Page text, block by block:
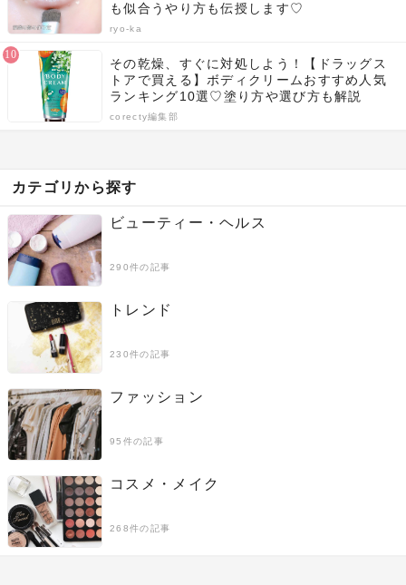
も似合うやり方も伝授します♡
ryo-ka
その乾燥、すぐに対処しよう！【ドラッグス
トアで買える】ボディクリームおすすめ人気
ランキング10選♡塗り方や選び方も解説
corecty編集部
カテゴリから探す
ビューティー・ヘルス
290件の記事
トレンド
230件の記事
ファッション
95件の記事
コスメ・メイク
268件の記事